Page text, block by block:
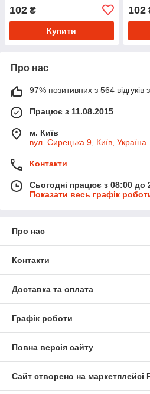
102 ₴
Купити
102
Про нас
97% позитивних з 564 відгуків
Працює з 11.08.2015
м. Київ
вул. Сирецька 9, Київ, Україна
Контакти
Сьогодні працює з 08:00 до
Показати весь графік
Про нас
Контакти
Доставка та оплата
Графік роботи
Повна версія сайту
Сайт створено на маркетплейсі